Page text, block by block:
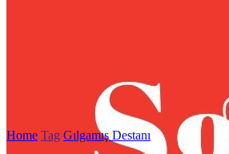
Home Tag Gılgamış Destanı